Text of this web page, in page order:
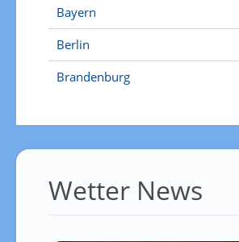
Bayern
Berlin
Brandenburg
Wetter News